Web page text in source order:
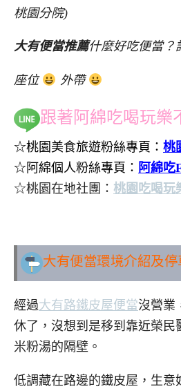
桃園分院)
大有便當推薦什麼好吃便當？
座位 外帶
跟著阿綿吃喝玩樂
☆桃園美食旅遊粉絲專頁： 桃
☆阿綿個人粉絲專頁： 阿綿吃
☆桃園在地社團： 桃園吃喝玩
大有便當環境介紹及停
經過大有路鐵皮屋便當沒營業
休了，沒想到是移到靠近榮民
米粉湯的隔壁。
低調藏在路邊的鐵皮屋，生意